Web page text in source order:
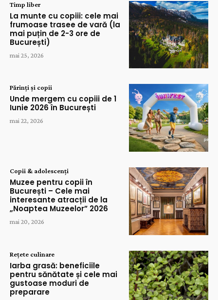
Timp liber
La munte cu copiii: cele mai
frumoase trasee de vară (la
mai puțin de 2-3 ore de
București)
mai 25, 2026
Părinți și copii
Unde mergem cu copiii de 1
Iunie 2026 în București
mai 22, 2026
Copii & adolescenți
Muzee pentru copii în
București – Cele mai
interesante atracții de la
„Noaptea Muzeelor” 2026
mai 20, 2026
Rețete culinare
Iarba grasă: beneficiile
pentru sănătate și cele mai
gustoase moduri de
preparare